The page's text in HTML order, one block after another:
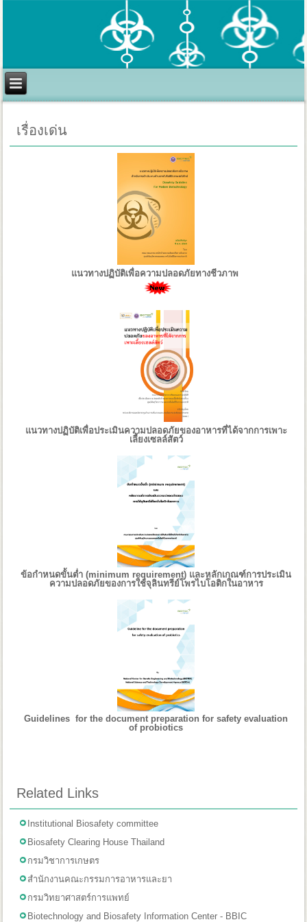
เรื่องเด่น
แนวทางปฏิบัติเพื่อความปลอดภัยทางชีวภาพ
แนวทางปฏิบัติเพื่อประเมินความปลอดภัยของอาหารที่ได้จากการเพาะ
เลี้ยงเซลล์สัตว์
ข้อกำหนดขั้นต่ำ (minimum requirement) และหลักเกณฑ์การประเมิน
ความปลอดภัยของการใช้จุลินทรีย์โพรไบโอติกในอาหาร
Guidelines for the document preparation for safety evaluation
of probiotics
Related Links
Institutional Biosafety committee
Biosafety Clearing House Thailand
กรมวิชาการเกษตร
สำนักงานคณะกรรมการอาหารและยา
กรมวิทยาศาสตร์การแพทย์
Biotechnology and Biosafety Information Center - BBIC